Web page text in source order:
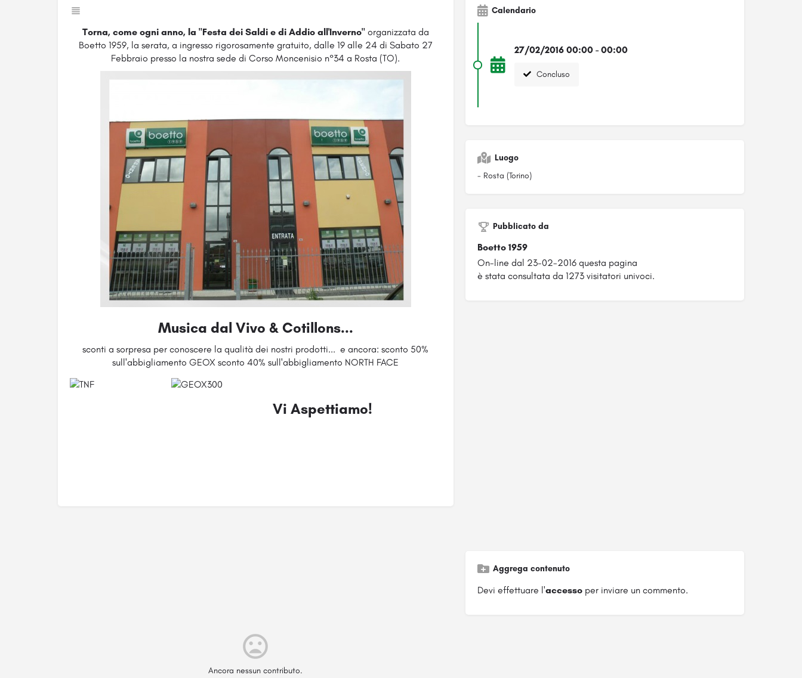
Torna, come ogni anno, la "Festa dei Saldi e di Addio all'Inverno"organizzata da
Boetto 1959, la serata, a ingresso rigorosamente gratuito, dalle 19 alle 24 di Sabato 27
Febbraio presso la nostra sede di Corso Moncenisio n°34 a Rosta (TO).
Musica dal Vivo & Cotillons...
sconti a sorpresa per conoscere la qualità dei nostri prodotti... e ancora: sconto 50%
sull'abbigliamento GEOX sconto 40% sull'abbigliamento NORTH FACE
Vi Aspettiamo!
Calendario
27/02/2016 00:00 - 00:00
Concluso
Luogo
- Rosta (Torino)
Pubblicato da
Boetto 1959
On-line dal 23-02-2016 questa pagina
è stata consultata da 1273 visitatori univoci.
Ancora nessun contributo.
Aggrega contenuto
Devi effettuare l'accessoper inviare un commento.